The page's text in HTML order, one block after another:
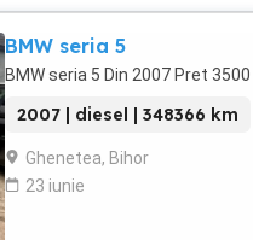
BMW seria 5
BMW seria 5 Din 2007 Pret
2007 | diesel | 348366 km
Ghenetea, Bihor
23 iunie